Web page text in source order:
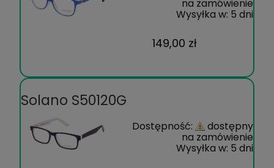
na zamówienie
Wysyłka w: 5 dni
149,00 zł
Solano S50120G
Dostępność: dostępny
na zamówienie
Wysyłka w: 5 dni